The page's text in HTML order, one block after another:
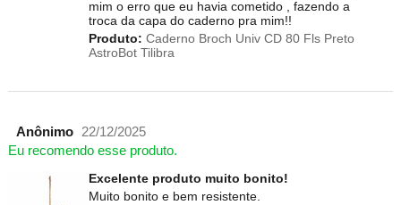
mim o erro que eu havia cometido , fazendo a
troca da capa do caderno pra mim!!
Produto: Caderno Broch Univ CD 80 Fls Preto
AstroBot Tilibra
Anônimo
22/12/2025
Eu recomendo esse produto.
Excelente produto muito bonito!
Muito bonito e bem resistente.